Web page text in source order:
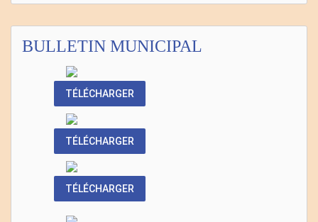
BULLETIN MUNICIPAL
TÉLÉCHARGER
TÉLÉCHARGER
TÉLÉCHARGER